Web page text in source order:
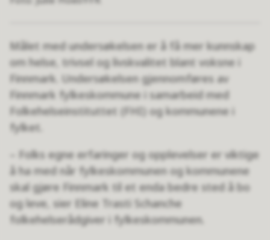
Målet med undersøkelsen er å få mer kunnskap
om helse, trivsel og livskvalitet blant voksne i
Finnmark. Undersøkelsen gjennomføres av
Finnmark fylkeskommune i samarbeid med
Folkehelseinstituttet (FHI) og kommunene i
fylket.
– Folks egne erfaringer og opplevelser er viktige
å ha med når fylkeskommunen og kommunene
skal gjøre Finnmark til et enda bedre sted å bo
og leve, sier Eline Trasti Schanche
folkehelserådgiver i fylkeskommunen.